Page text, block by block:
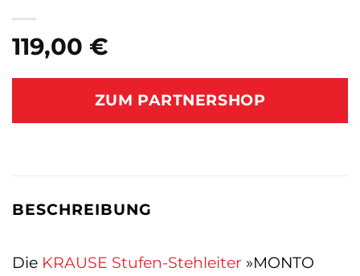
119,00 €
ZUM PARTNERSHOP
BESCHREIBUNG
Die KRAUSE Stufen-Stehleiter »MONTO